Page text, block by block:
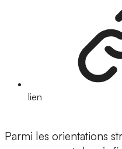
lien
Parmi les orientations